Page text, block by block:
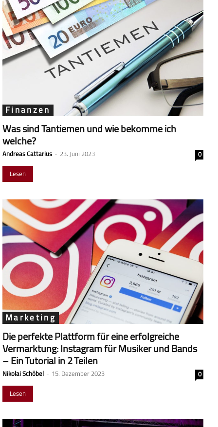
Finanzen
Was sind Tantiemen und wie bekomme ich
welche?
Andreas Cattarius - 23. Juni 2023
0
Lesen
Marketing
Die perfekte Plattform für eine erfolgreiche
Vermarktung: Instagram für Musiker und Bands
– Ein Tutorial in 2 Teilen
Nikolai Schöbel - 15. Dezember 2023
0
Lesen